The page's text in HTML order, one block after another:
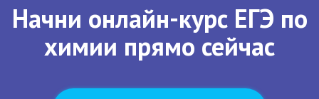
Начни онлайн-курс ЕГЭ по
химии прямо сейчас